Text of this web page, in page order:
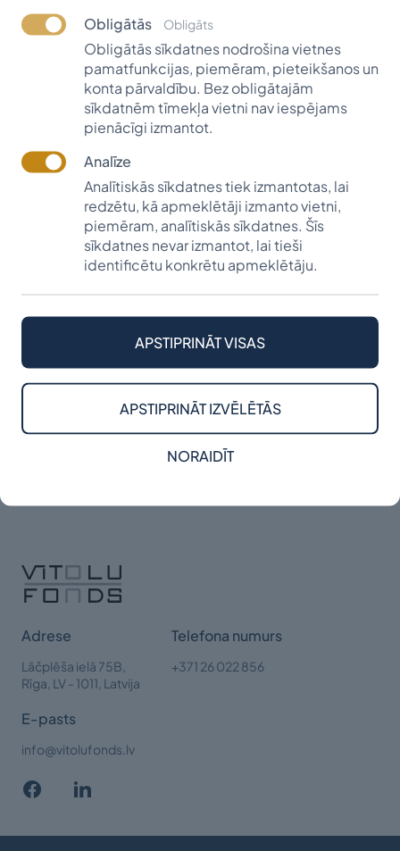
tēva Leopolda Sīpoliņa iesākto atbalstu studentiem
Latvijā.
2024./2025. studiju gadā Leopolda Sīpoliņa
piemiņas stipendiju saņem: Līva Bērziņa (Latvijas
Universitāte, "Angļu valodas skolotāja"), Gustavs
Ziemelis (Latvijas Universitāte, "Skolotājs"), Marta
Alma Melbārde un Ralfs Vēveris (Rīgas Tehniskā
universitāte, "Būvniecība").
Iepazīties klātienē patiešām ir dāvana, ko novērtē
ikviens stipendiāts un arī fonds! Paldies Andai
Sīpoliņai par tikšanos un sadarbības turpināšanu!
Leopolda Sīpoliņa piemiņas
stipendija
UZZINĀT VAIRĀK
Adrese
Lāčplēša ielā 75B,
Rīga, LV - 1011, Latvija
Telefona numurs
+371 26 022 856
E-pasts
info@vitolufonds.lv
Obligātās Obligāts
Obligātās sīkdatnes nodrošina vietnes
pamatfunkcijas, piemēram, pieteikšanos un
konta pārvaldību. Bez obligātajām
sīkdatnēm tīmekļa vietni nav iespējams
pienācīgi izmantot.
Analīze
Analītiskās sīkdatnes tiek izmantotas, lai
redzētu, kā apmeklētāji izmanto vietni,
piemēram, analītiskās sīkdatnes. Šīs
sīkdatnes nevar izmantot, lai tieši
identificētu konkrētu apmeklētāju.
NORAIDĪT
APSTIPRINĀT IZVĒLĒTĀS
APSTIPRINĀT VISAS